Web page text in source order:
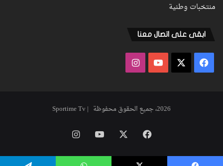
منتخبات وطنية
ابقى على اتصال معنا
فيسبوك ‫YouTubeانستقرام
2026، جميع الحقوق محفوظة | Sportime Tv
فيسبوك ‫YouTubeانستقرام